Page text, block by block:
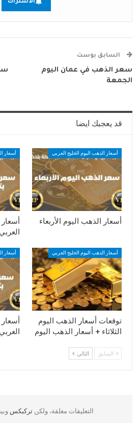
الاشتراك
السابق بوست
سعر الذهب في عمان اليوم
الجمعة
قد يعجبك ايضا
أسعار الذهب اليوم الخليج العربي
أسعار الذهب اليوم الأربعاء
أسعار
أسعار الذهب اليوم الخليج العربي
توقعات أسعار الذهب اليوم
الثلاثاء + أسعار الذهب اليوم
أسعار
السابق التالي
التعليقات مغلقة، ولكن تركبكس